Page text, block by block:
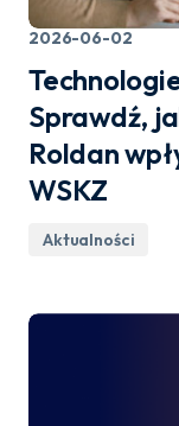
2026-06-02
Sprawdź,
Roldan
WSKZ
Aktualności